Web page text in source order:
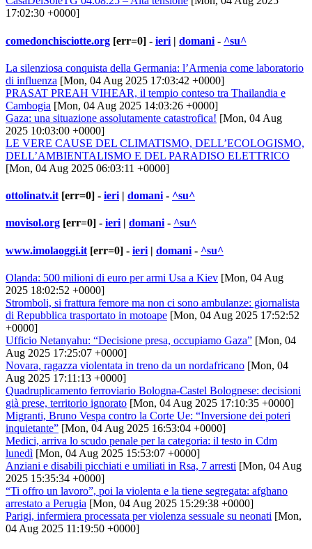
17:02:30 +0000]
comedonchisciotte.org [err=0] - ieri | domani - ^su^
La silenziosa conquista della Germania: l’Armenia come laboratorio
di influenza [Mon, 04 Aug 2025 17:03:42 +0000]
PRASAT PREAH VIHEAR, il tempio conteso tra Thailandia e
Cambogia [Mon, 04 Aug 2025 14:03:26 +0000]
Gaza: una situazione assolutamente catastrofica! [Mon, 04 Aug
2025 10:03:00 +0000]
LE VERE CAUSE DEL CLIMATISMO, DELL’ECOLOGISMO,
DELL’AMBIENTALISMO E DEL PARADISO ELETTRICO
[Mon, 04 Aug 2025 06:03:11 +0000]
ottolinatv.it [err=0] - ieri | domani - ^su^
movisol.org [err=0] - ieri| domani- ^su^
www.imolaoggi.it [err=0] - ieri | domani - ^su^
Olanda: 500 milioni di euro per armi Usa a Kiev [Mon, 04 Aug
2025 18:02:52 +0000]
Stromboli, si frattura femore ma non ci sono ambulanze: giornalista
di Repubblica trasportato in motoape [Mon, 04 Aug 2025 17:52:52
+0000]
Ufficio Netanyahu: “Decisione presa, occupiamo Gaza” [Mon, 04
Aug 2025 17:25:07 +0000]
Novara, ragazza violentata in treno da un nordafricano [Mon, 04
Aug 2025 17:11:13 +0000]
Quadruplicamento ferroviario Bologna-Castel Bolognese: decisioni
già prese, territorio ignorato [Mon, 04 Aug 2025 17:10:35 +0000]
Migranti, Bruno Vespa contro la Corte Ue: “Inversione dei poteri
inquietante” [Mon, 04 Aug 2025 16:53:04 +0000]
Medici, arriva lo scudo penale per la categoria: il testo in Cdm
lunedì [Mon, 04 Aug 2025 15:53:07 +0000]
Anziani e disabili picchiati e umiliati in Rsa, 7 arresti [Mon, 04 Aug
2025 15:35:34 +0000]
“Ti offro un lavoro”, poi la violenta e la tiene segregata: afghano
arrestato a Perugia [Mon, 04 Aug 2025 15:29:38 +0000]
Parigi, infermiera processata per violenza sessuale su neonati [Mon,
04 Aug 2025 11:19:50 +0000]